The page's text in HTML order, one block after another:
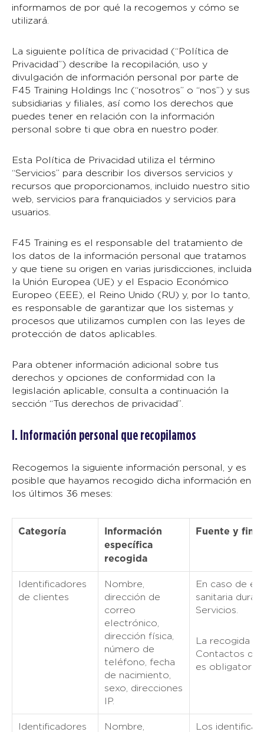
informamos de por qué la recogemos y cómo se
utilizará.
La siguiente política de privacidad (“Política de
Privacidad”) describe la recopilación, uso y
divulgación de información personal por parte de
F45 Training Holdings Inc (“nosotros” o “nos”) y sus
subsidiarias y filiales, así como los derechos que
puedes tener en relación con la información
personal sobre ti que obra en nuestro poder.
Esta Política de Privacidad utiliza el término
“Servicios” para describir los diversos servicios y
recursos que proporcionamos, incluido nuestro sitio
web, servicios para franquiciados y servicios para
usuarios.
F45 Training es el responsable del tratamiento de
los datos de la información personal que tratamos
y que tiene su origen en varias jurisdicciones, incluida
la Unión Europea (UE) y el Espacio Económico
Europeo (EEE), el Reino Unido (RU) y, por lo tanto,
es responsable de garantizar que los sistemas y
procesos que utilizamos cumplen con las leyes de
protección de datos aplicables.
Para obtener información adicional sobre tus
derechos y opciones de conformidad con la
legislación aplicable, consulta a continuación la
sección “Tus derechos de privacidad”.
I. Información personal que recopilamos
Recogemos la siguiente información personal, y es
posible que hayamos recogido dicha información en
los últimos 36 meses:
Categoría
Información
específica
recogida
Fuente y
Identificadores
de clientes
Nombre,
dirección de
correo
electrónico,
dirección física,
número de
teléfono, fecha
de nacimiento,
sexo, direcciones
IP.
En caso de
sanitaria
Servicios.
La recogida
Contactos de
es obligatoria.
Identificadores
Nombre,
Los